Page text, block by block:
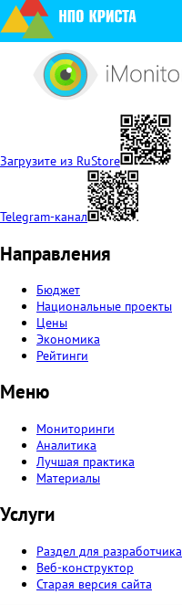
Загрузите из RuStore
Telegram-канал
Направления
Бюджет
Национальные проекты
Цены
Экономика
Рейтинги
Меню
Мониторинги
Аналитика
Лучшая практика
Материалы
Услуги
Раздел для разработчика
Веб-конструктор
Старая версия сайта